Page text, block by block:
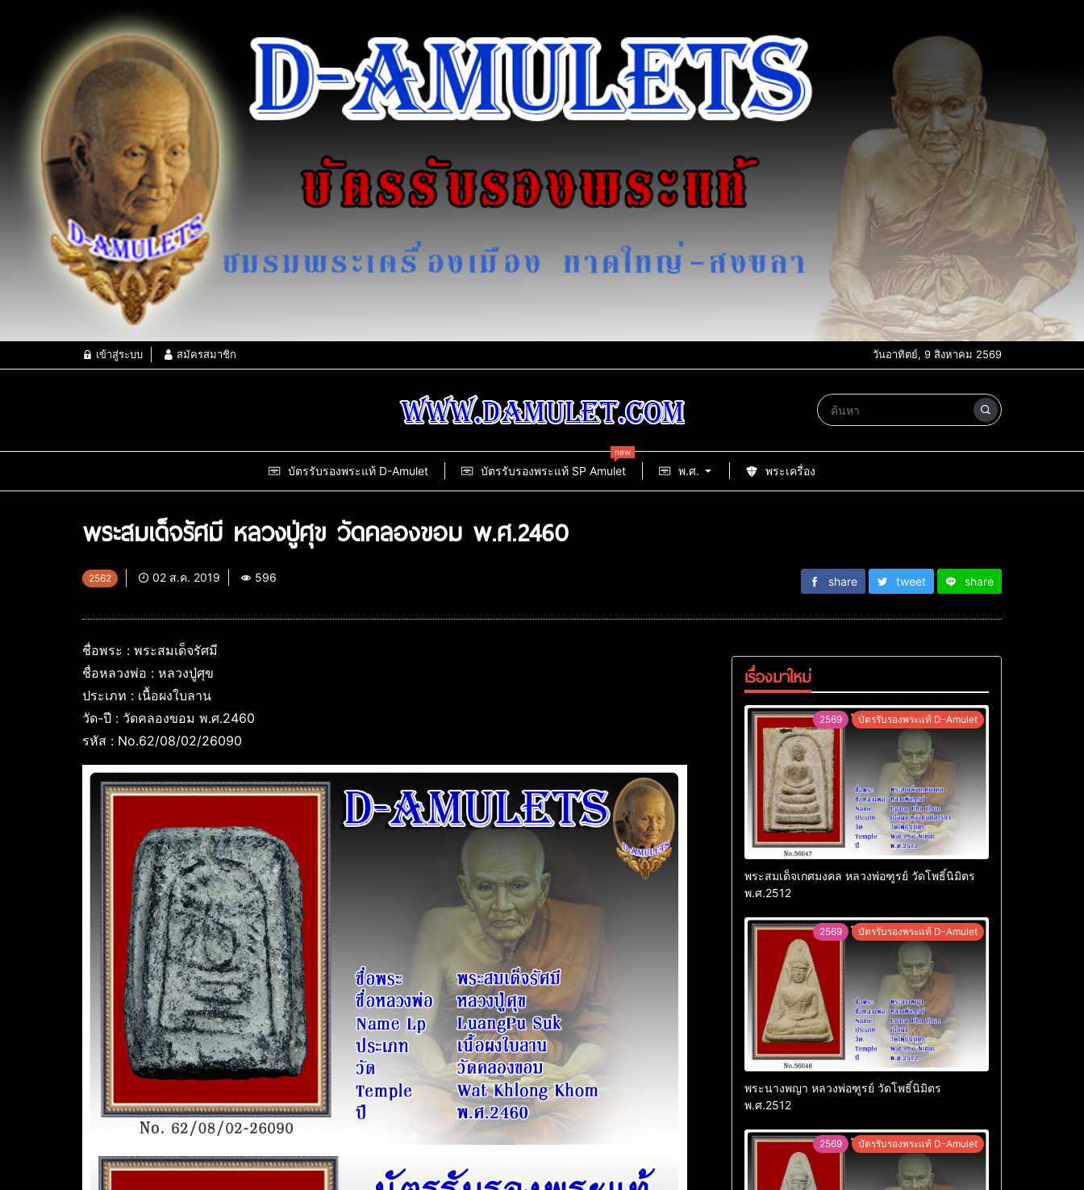
เข้าสู่ระบบ สมัครสมาชิก วันอาทิตย์, 9 สิงหาคม 2569
บัตรรับรองพระแท้ D-Amulet บัตรรับรองพระแท้ SP Amulet
new
พ.ศ. พระเครื่อง
พระสมเด็จรัศมี หลวงปู่ศุข วัดคลองขอม พ.ศ.2460
2562 02 ส.ค. 2019 596 share tweet share
ชื่อพระ : พระสมเด็จรัศมี
ชื่อหลวงพ่อ : หลวงปู่ศุข
ประเภท : เนื้อผงใบลาน
วัด-ปี : วัดคลองขอม พ.ศ.2460
รหัส : No.62/08/02/26090
เรื่องมาใหม่
2569 บัตรรับรองพระแท้ D-Amulet
พระสมเด็จเกศมงคล หลวงพ่อฑูรย์ วัดโพธิ์นิมิตร
พ.ศ.2512
2569 บัตรรับรองพระแท้ D-Amulet
พระนางพญา หลวงพ่อฑูรย์ วัดโพธิ์นิมิตร
พ.ศ.2512
2569 บัตรรับรองพระแท้ D-Amulet